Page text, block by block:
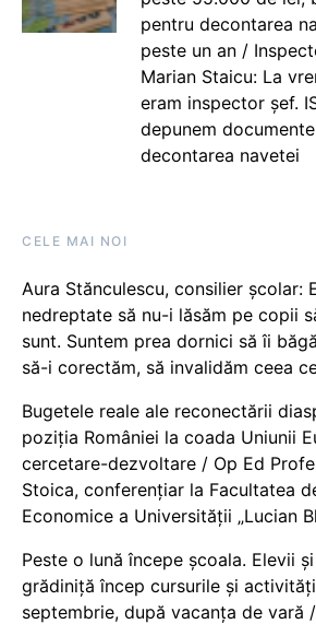
pentru decontarea
peste un an /
Marian Staicu: La
eram inspector șef.
depunem
decontarea navetei
CELE MAI NOI
Aura Stănculescu, consilier școlar:
nedreptate să nu-i lăsăm pe copii
sunt. Suntem prea dornici să îi
să-i corectăm, să invalidăm ceea
Bugetele reale ale reconectării
poziția României la coada Uniunii
cercetare-dezvoltare / Op Ed
Stoica, conferențiar la Facultatea
Economice a Universității „Lucian
Peste o lună începe școala. Elevii
grădiniță încep cursurile și
septembrie, după vacanța de vară